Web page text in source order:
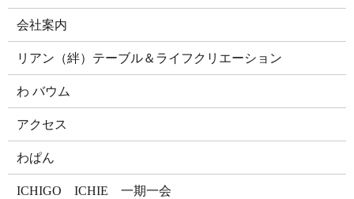
会社案内
リアン（絆）テーブル＆ライフクリエーション
わ バウム
アクセス
わぱん
ICHIGO ICHIE 一期一会